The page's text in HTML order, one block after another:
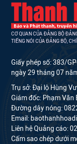
CƠ QUAN CỦA ĐẢNG BỘ
TIẾNG NÓI CỦA ĐẢNG BỘ,
Giấy phép số: 383/
ngày 29 tháng 07
Trụ sở: Đại lộ Hùng
Giám đốc: Phạm Văn
Đường dây nóng:
Email:
Liên hệ Quảng cáo:
Cấm sao chép dưới